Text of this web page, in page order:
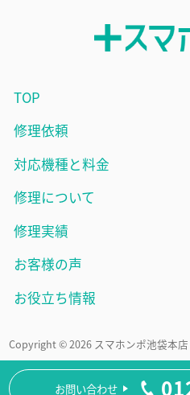
TOP
修理依頼
対応機種と料金
修理について
修理実績
お客様の声
お役立ち情報
Copyright © 2026 スマホンポ池袋本
お問い合わせ